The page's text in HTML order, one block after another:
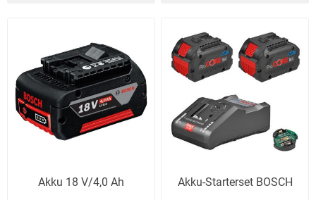
Akku 18 V/4,0 Ah Akku-Starterset BOSCH